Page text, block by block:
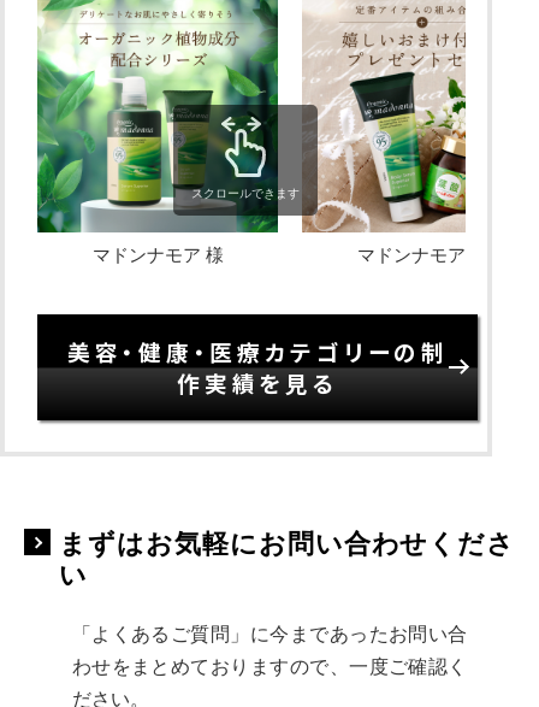
マドンナモア 様 マドンナモア 様
スクロールできます
美容・健康・医療カテゴリーの制
作実績を見る
まずはお気軽にお問い合わせくださ
い
「よくあるご質問」に今まであったお問い合
わせをまとめておりますので、一度ご確認く
ださい。